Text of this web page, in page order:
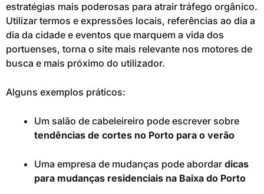
estratégias mais poderosas para atrair tráfego orgânico.
Utilizar termos e expressões locais, referências ao dia a
dia da cidade e eventos que marquem a vida dos
portuenses, torna o site mais relevante nos motores de
busca e mais próximo do utilizador.
Alguns exemplos práticos:
Um salão de cabeleireiro pode escrever sobre
tendências de cortes no Porto para o verão
Uma empresa de mudanças pode abordar dicas
para mudanças residenciais na Baixa do Porto